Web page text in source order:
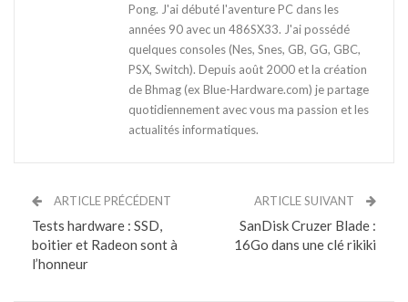
Pong. J'ai débuté l'aventure PC dans les
années 90 avec un 486SX33. J'ai possédé
quelques consoles (Nes, Snes, GB, GG, GBC,
PSX, Switch). Depuis août 2000 et la création
de Bhmag (ex Blue-Hardware.com) je partage
quotidiennement avec vous ma passion et les
actualités informatiques.
ARTICLE PRÉCÉDENT
Tests hardware : SSD,
boitier et Radeon sont à
l’honneur
ARTICLE SUIVANT
SanDisk Cruzer Blade :
16Go dans une clé rikiki